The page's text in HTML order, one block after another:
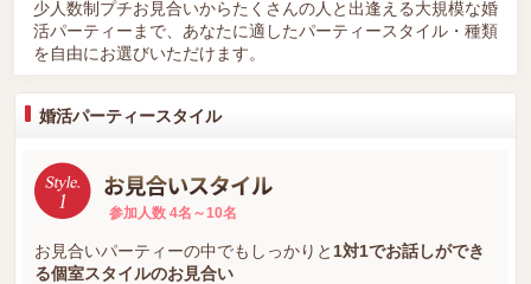
少人数制プチお見合いからたくさんの人と出逢える大規模な婚
活パーティーまで、あなたに適したパーティースタイル・種類
を自由にお選びいただけます。
婚活パーティースタイル
参加人数 4名～10名
お見合いパーティーの中でもしっかりと 1対1でお話しができ
る個室スタイルのお見合い